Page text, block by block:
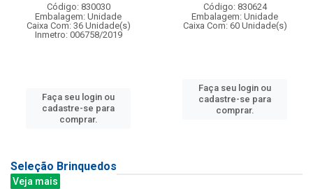
Código: 830030
Embalagem: Unidade
Caixa Com: 36 Unidade(s)
Inmetro: 006758/2019
Faça seu login ou
cadastre-se para
comprar.
Código: 830624
Embalagem: Unidade
Caixa Com: 60 Unidade(s)
Faça seu login ou
cadastre-se para
comprar.
Seleção Brinquedos
Veja mais